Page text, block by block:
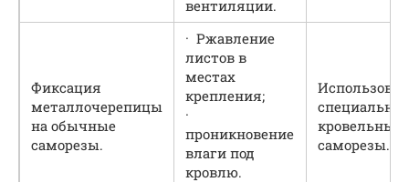
вентиляции.
Фиксация
металлочерепицы
на обычные
саморезы.
· Ржавление
листов в
местах
крепления;
·
проникновение
влаги под
кровлю.
кровельные
саморезы.